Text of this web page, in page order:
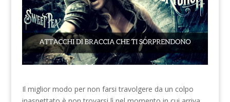
Il miglior modo per non farsi travolgere da un colpo